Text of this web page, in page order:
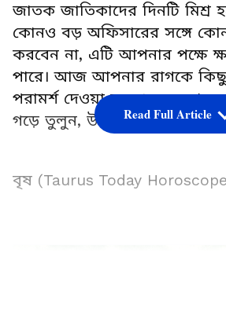
জাতক জাতিকাদের দিনটি
কোনও বড় অফিসারের সঙ্গে
করবেন না, এটি আপনার পক্ষে
পারে। আজ আপনার রাগকে
পরামর্শ দেওয়া হচ্ছে। নতুন
গড়ে তুলুন, উপকার পাবেন।
বৃষ (Taurus Today
Read Full Article